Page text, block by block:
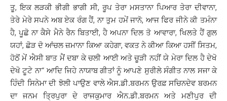
ਤੂ, ਇਕ ਲੜਕੀ ਭੀਗੀ ਭਾਗੀ ਸੀ, ਰੂਪ ਤੇਰਾ ਮਸਤਾਨਾ ਪਿਆਰ ਤੇਰਾ ਦੀਵਾਨਾ,
ਤੇਰੇ ਮੇਰੇ ਸਪਨੇ ਅਬ ਏਕ ਰੰਗ ਹੈਂ, ਨਾ ਤੁਮ ਹਮੇਂ ਜਾਨੋ, ਆਜ ਫਿਰ ਜੀਨੇ ਕੀ ਤਮੰਨਾ
ਹੈ, ਪੂਛੋ ਨਾ ਕੈਸੇ ਮੈਨੇ ਰੈਨ ਬਿਤਾਈ, ਹੈ ਅਪਨਾ ਦਿਲ ਤੋ ਆਵਾਰਾ, ਖਿਲਤੇ ਹੈਂ ਗੁਲ
ਯਹਾਂ, ਛੋੜ ਦੋ ਆਂਚਲ ਜ਼ਮਾਨਾ ਕਿਆ ਕਹੇਗਾ, ਵਕਤ ਨੇ ਕੀਆ ਕਿਆ ਹਸੀਂ ਸਿਤਮ,
ਹੋਠੋਂ ਮੇਂ ਐਸੀ ਬਾਤ ਮੈਂ ਦਬਾ ਕੇ ਚਲੀ ਆਈ ਅਤੇ ਚੂੜੀ ਨਹੀਂ ਯੇ ਮੇਰਾ ਦਿਲ ਹੈ ਦੇਖੋ
ਦੇਖੋ ਟੂਟੇ ਨਾ” ਆਦਿ ਜਿਹੇ ਨਾਯਾਬ ਗੀਤਾਂ ਨੂੰ ਆਪਣੇ ਸੁਰੀਲੇ ਸੰਗੀਤ ਨਾਲ ਸਜਾ ਕੇ
ਹਿੰਦੀ ਸਿਨੇਮਾ ਦੀ ਝੋਲੀ ਪਾਉਣ ਵਾਲੇ ਐਸ.ਡੀ.ਬਰਮਨ ਉਰਫ਼ ਸਚਿਨਦੇਵ ਬਰਮਨ
ਦਾ ਜਨਮ ਤ੍ਰਿਪੁਰਾ ਦੇ ਰਾਜਕੁਮਾਰ ਐਨ.ਡੀ.ਬਰਮਨ ਅਤੇ ਮਣੀਪੁਰ ਦੀ